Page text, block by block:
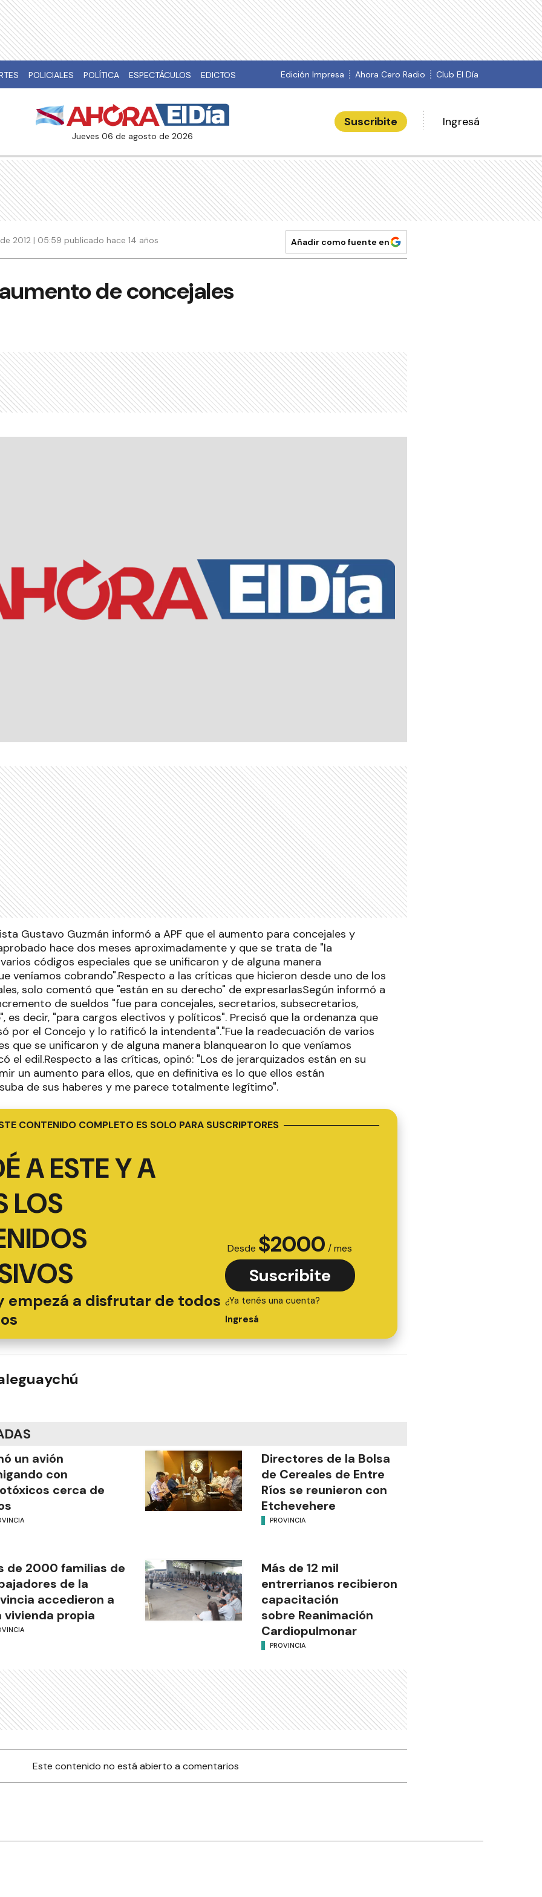
POLICIALES POLÍTICA ESPECTÁCULOS EDICTOS Edición Impresa Ahora Cero Radio Club El Día
jueves 06 de agosto de 2026
Suscribite Ingresá
2012 | 05:59 publicado hace 14 años Añadir como fuente en
de concejales
Gustavo Guzmán informó a APF que el aumento para concejales y
hace dos meses aproximadamente y que se trata de "la
códigos especiales que se unificaron y de alguna manera
veníamos cobrando".Respecto a las críticas que hicieron desde uno de los
solo comentó que "están en su derecho" de expresarlasSegún informó a
de sueldos "fue para concejales, secretarios, subsecretarios,
es decir, "para cargos electivos y políticos". Precisó que la ordenanza que
por el Concejo y lo ratificó la intendenta"."Fue la readecuación de varios
que se unificaron y de alguna manera blanquearon lo que veníamos
el edil.Respecto a las críticas, opinó: "Los de jerarquizados están en su
un aumento para ellos, que en definitiva es lo que ellos están
de sus haberes y me parece totalmente legítimo".
CONTENIDO COMPLETO ES SOLO PARA SUSCRIPTORES
A ESTE Y A
LOS
empezá a disfrutar de todos
Desde $2000 / mes
Suscribite
¿Ya tenés una cuenta?
Ingresá
un avión
con
cerca de
Directores de la Bolsa
de Cereales de Entre
Ríos se reunieron con
Etchevehere
PROVINCIA
de 2000 familias de
de la
accedieron a
vivienda propia
Más de 12 mil
entrerrianos recibieron
capacitación
sobre Reanimación
Cardiopulmonar
PROVINCIA
Este contenido no está abierto a comentarios